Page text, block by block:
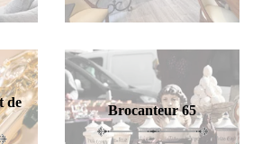
de
Brocanteur 65